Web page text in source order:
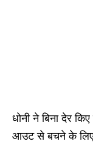
धोनी ने बिना देर
आउट से बचने के लिए